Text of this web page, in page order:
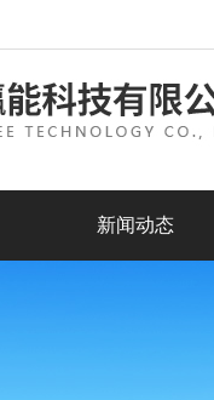
新闻动态